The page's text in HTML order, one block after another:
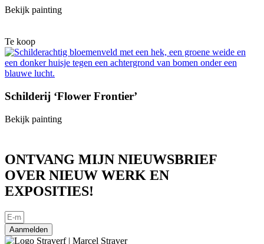
Bekijk painting
Te koop
Schilderij ‘Flower Frontier’
Bekijk painting
ONTVANG MIJN NIEUWSBRIEF
OVER NIEUW WERK EN
EXPOSITIES!
Aanmelden